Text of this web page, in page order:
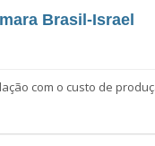
Brasil-Israel
com o custo de